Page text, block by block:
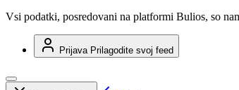
Vsi podatki, posredovani na platformi Bulios, so
Prijava Prilagodite svoj feed